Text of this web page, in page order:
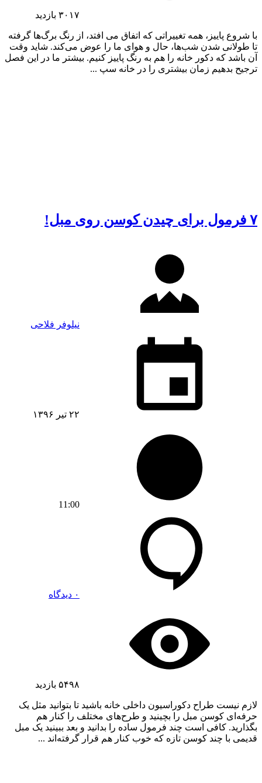
۳۰۱۷ بازدید
با شروع پاییز، همه تغییراتی که اتفاق می افتد، از رنگ‌ برگ‌ها گرفته
تا طولانی شدن شب‌ها، حال و هوای ما را عوض می‌‌کند. شاید وقت
آن باشد که دکور خانه را هم به رنگ پاییز کنیم. بیشتر ما در این فصل
ترجیح بدهیم زمان بیشتری را در خانه سپ ...
۷ فرمول برای چیدن کوسن روی مبل!
نیلوفر فلاحی
۲۲ تیر ۱۳۹۶
11:00
۰ دیدگاه
۵۴۹۸ بازدید
لازم نیست طراح دکوراسیون داخلی خانه باشید تا بتوانید مثل یک
حرفه‌ای کوسن مبل را بچینید و طرح‌های مختلف را کنار هم
بگذارید. کافی است چند فرمول ساده را بدانید و بعد ببینید یک مبل
قدیمی با چند کوسن تازه که خوب کنار هم قرار گرفته‌اند ...